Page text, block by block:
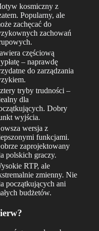
kosmiczny z
Popularny, ale
zachęcać do
zachowań
częściową
– naprawdę
do zarządzania
tryby trudności –
dla
Dobry
wyjścia.
wersja z
funkcjami.
zaprojektowany
polskich graczy.
RTP, ale
zmienny. Nie
początkujących ani
budżetów.